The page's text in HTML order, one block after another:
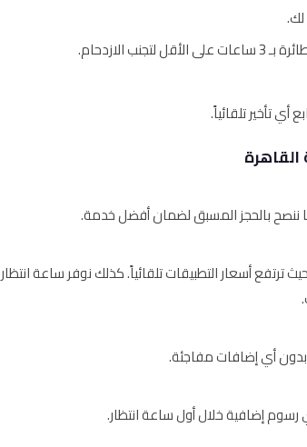
لك.
الازدحام.
أي تأخير تلقائياً.
ننصح بالحجز المسبق لضمان أفضل خدمة.
أسعار التطبيقات تلقائياً. كذلك نوفر ساعة انتظار
أي إضافات مفاجئة.
إضافية خلال أول ساعة انتظار.